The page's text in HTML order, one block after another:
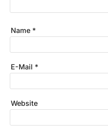
Name *
E-Mail *
Website